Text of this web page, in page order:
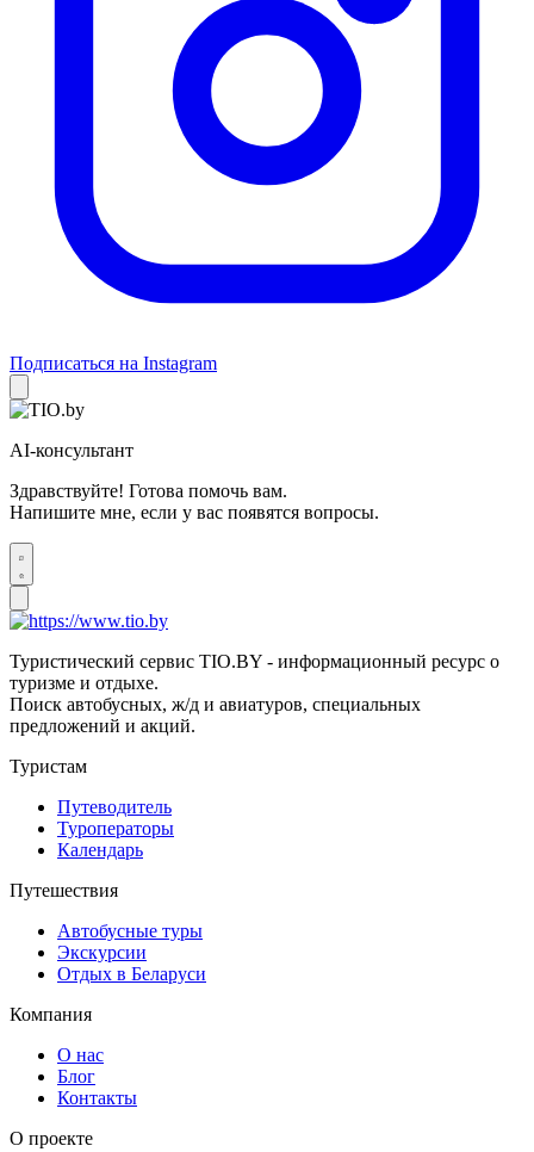
Подписаться на Instagram
AI-консультант
Здравствуйте! Готова помочь вам.
Напишите мне, если у вас появятся вопросы.
Туристический сервис TIO.BY - информационный ресурс о
туризме и отдыхе.
Поиск автобусных, ж/д и авиатуров, специальных
предложений и акций.
Туристам
Путеводитель
Туроператоры
Календарь
Путешествия
Автобусные туры
Экскурсии
Отдых в Беларуси
Компания
О нас
Блог
Контакты
О проекте